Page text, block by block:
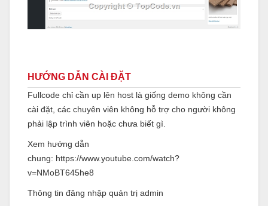
HƯỚNG DẪN CÀI ĐẶT
Fullcode chỉ cần up lên host là giống demo không cần
cài đặt, các chuyên viên không hỗ trợ cho người không
phải lập trình viên hoặc chưa biết gì.
Xem hướng dẫn
chung: https://www.youtube.com/watch?
v=NMoBT645he8
Thông tin đăng nhập quản trị admin